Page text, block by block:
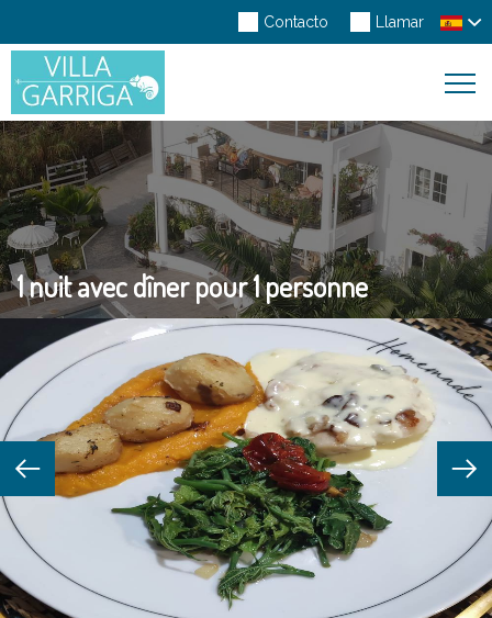
Llamar
Contacto
1 nuit avec dîner pour 1 personne
1733063732882